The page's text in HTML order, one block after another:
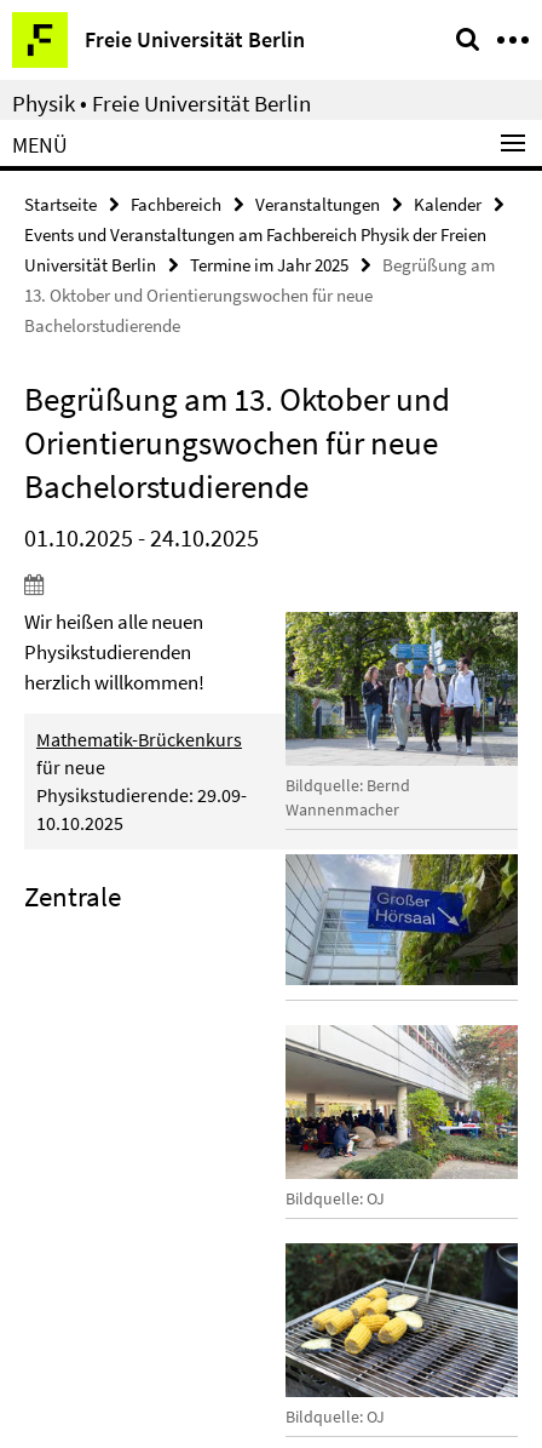
Springe
direkt
zu
Inhalt
Freie Universität Berlin
Service-
Navigation
Physik • Freie Universität Berlin
MENÜ
Startseite Fachbereich Veranstaltungen
Kalender
Events und Veranstaltungen am Fachbereich Physik der Freien
Universität Berlin
Termine im Jahr 2025
Begrüßung am
13. Oktober und Orientierungswochen für neue
Bachelorstudierende
Begrüßung am 13. Oktober und
Orientierungswochen für neue
Bachelorstudierende
01.10.2025 - 24.10.2025
Bildquelle: Bernd
Wannenmacher
Bildquelle: OJ
Bildquelle: OJ
Wir heißen alle neuen
Physikstudierenden
herzlich willkommen!
Mathematik-Brückenkurs
für neue
Physikstudierende: 29.09-
10.10.2025
Zentrale